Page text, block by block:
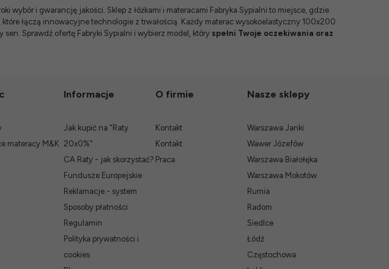
wybór i gwarancję jakości. Sklep z łóżkami i materacami Fabryka Sypialni to miejsce, gdzie
, które łączą innowacyjne technologie z trwałością. Każdy materac wysokoelastyczny 100x200
Sprawdź ofertę Fabryki Sypialni i wybierz model, który spełni Twoje oczekiwania oraz
materacy M&K
Informacje
Jak kupić na "Raty
20x0%"
CA Raty - jak skorzystać?
Fundusze Europejskie
Reklamacje - system
Sposoby płatności
Regulamin
Polityka prywatności i
cookies
O firmie
Kontakt
Kontakt
Praca
Nasze sklepy
Warszawa Janki
Wawer Józefów
Warszawa Białołęka
Warszawa Mokotów
Rumia
Radom
Siedlce
Łódź
Częstochowa